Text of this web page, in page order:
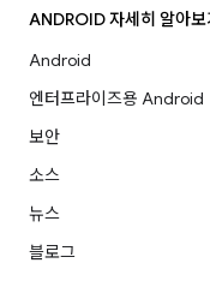
ANDROID 자세히 알아보
Android
엔터프라이즈용 Android
보안
소스
뉴스
블로그